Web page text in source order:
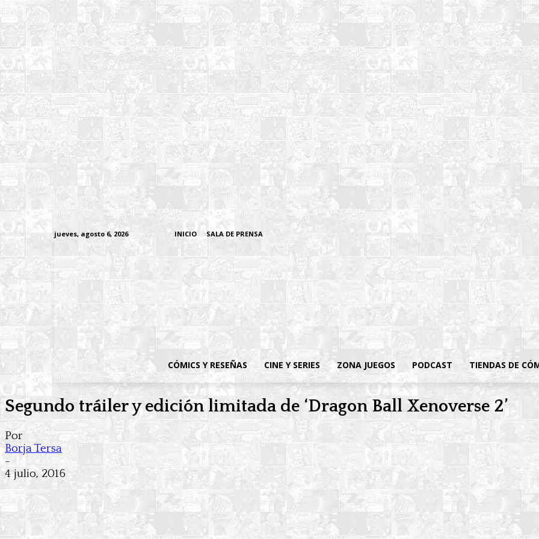
jueves, agosto 6, 2026 INICIO SALA DE PRENSA
CÓMICS Y RESEÑAS CINE Y SERIES ZONA JUEGOS PODCAST TIENDAS DE
Segundo tráiler y edición limitada de ‘Dragon Ball Xenoverse 2’
Por
Borja Tersa
-
4 julio, 2016